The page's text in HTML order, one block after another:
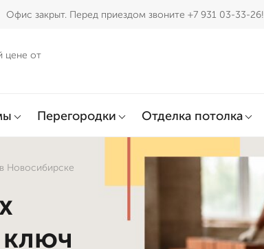
Офис закрыт. Перед приездом звоните +7 931 03-33-26!
цене от
Перегородки Отделка потолка
Новосибирске